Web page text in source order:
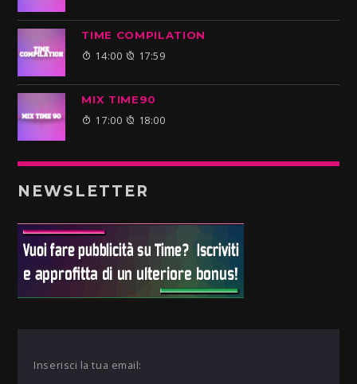
TIME COMPILATION
14:00 17:59
MIX TIME90
17:00 18:00
NEWSLETTER
Inserisci la tua email: